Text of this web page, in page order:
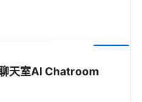
天室AI Chatroom